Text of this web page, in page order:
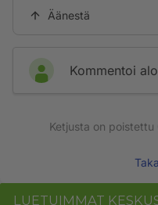
Äänestä
Kommentoi
Ketjusta on poistettu
LUETUIMMAT